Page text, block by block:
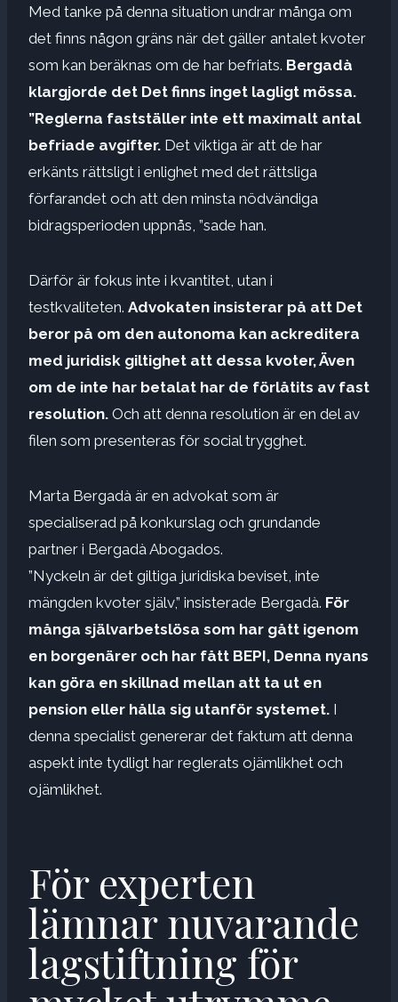
Med tanke på denna situation undrar många om
det finns någon gräns när det gäller antalet kvoter
som kan beräknas om de har befriats. Bergadà
klargjorde det Det finns inget lagligt mössa.
”Reglerna fastställer inte ett maximalt antal
befriade avgifter. Det viktiga är att de har
erkänts rättsligt i enlighet med det rättsliga
förfarandet och att den minsta nödvändiga
bidragsperioden uppnås, ”sade han.
Därför är fokus inte i kvantitet, utan i
testkvaliteten. Advokaten insisterar på att Det
beror på om den autonoma kan ackreditera
med juridisk giltighet att dessa kvoter,Även
om de inte har betalat har de förlåtits av fast
resolution. Och att denna resolution är en del av
filen som presenteras för social trygghet.
Marta Bergadà är en advokat som är
specialiserad på konkurslag och grundande
partner i Bergadà Abogados.
”Nyckeln är det giltiga juridiska beviset, inte
mängden kvoter själv,” insisterade Bergadà. För
många självarbetslösa som har gått igenom
en borgenärer och har fått BEPI, Denna nyans
kan göra en skillnad mellan att ta ut en
pension eller hålla sig utanför systemet. I
denna specialist genererar det faktum att denna
aspekt inte tydligt har reglerats ojämlikhet och
ojämlikhet.
För experten
lämnar nuvarande
lagstiftning för